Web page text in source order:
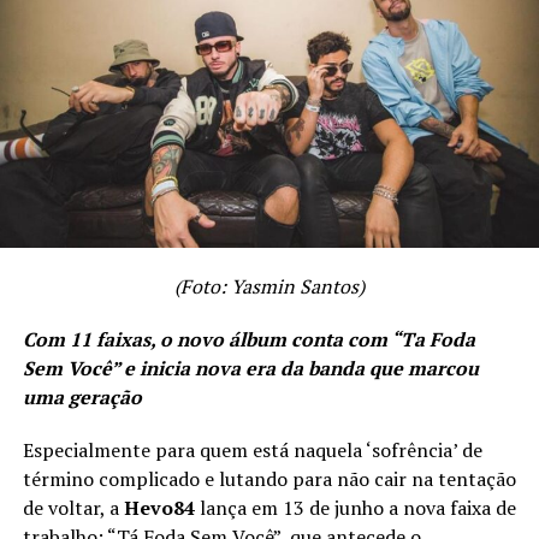
When you came into my life
There was nothing real
But you made me fall in grace
By the way you made me feel
Now I don’t know for sure
Where this love will lead us to
I don’t wanna fight no more
Even if you want me to
Oh, it makes me wonder
(Foto: Yasmin Santos)
Com 11 faixas, o novo álbum conta com “Ta Foda
Sem Você” e inicia nova era da banda que marcou
uma geração
Especialmente para quem está naquela ‘sofrência’ de
término complicado e lutando para não cair na tentação
de voltar, aHevo84lança em 13 de junho a nova faixa de